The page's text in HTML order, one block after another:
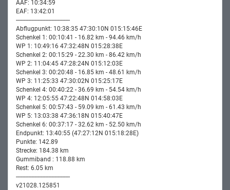
AAF: 10:34:59
EAF: 13:42:01
-----------------------------------
Abflugpunkt: 10:38:35 47:30:10N 015:15:46E
Schenkel 1: 00:10:41 - 16.82 km - 94.46 km/h
WP 1: 10:49:16 47:32:48N 015:28:38E
Schenkel 2: 00:15:29 - 22.30 km - 86.42 km/h
WP 2: 11:04:45 47:28:24N 015:12:03E
Schenkel 3: 00:20:48 - 16.85 km - 48.61 km/h
WP 3: 11:25:33 47:30:02N 015:25:17E
Schenkel 4: 00:40:22 - 36.69 km - 54.54 km/h
WP 4: 12:05:55 47:22:48N 014:58:03E
Schenkel 5: 00:57:43 - 59.09 km - 61.43 km/h
WP 5: 13:03:38 47:36:18N 015:40:47E
Schenkel 6: 00:37:17 - 32.62 km - 52.50 km/h
Endpunkt: 13:40:55 (47:27:12N 015:18:28E)
Punkte: 142.89
Strecke: 184.38 km
Gummiband : 118.88 km
Rest: 6.05 km
-----------------------------------
v21028.125851